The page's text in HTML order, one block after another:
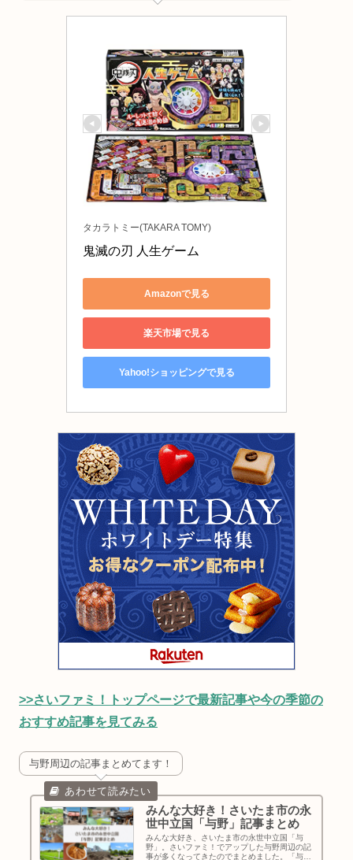
タカラトミー(TAKARA TOMY)
鬼滅の刃 人生ゲーム
Amazonで見る
楽天市場で見る
Yahoo!ショッピングで見る
>>さいファミ！トップページで最新記事や今の季節の
おすすめ記事を見てみる
与野周辺の記事まとめてます！
みんな大好き！さいたま市の永
世中立国「与野」記事まとめ
みんな大好き、さいたま市の永世中立国「与
野」。さいファミ！でアップした与野周辺の記
事が多くなってきたのでまとめました。「与